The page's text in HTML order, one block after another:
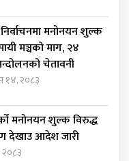
मनोनयन शुल्क
मञ्चको माग, २४
चेतावनी
१४, २०८३
मनोनयन शुल्क विरुद्ध
देखाउ आदेश जारी
२०८३